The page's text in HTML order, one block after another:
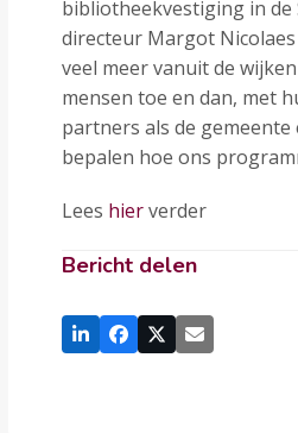
bibliotheekvestiging in de
directeur Margot Nicolaes
veel meer vanuit de
mensen toe en dan, met
partners als de gemeente
bepalen hoe ons
Lees hierverder
Bericht delen